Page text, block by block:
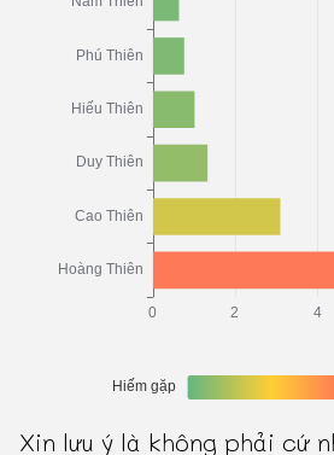
Xin lưu ý là không phải cứ